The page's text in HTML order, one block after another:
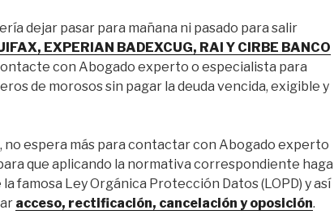
dejar pasar para mañana ni pasado para salir
EXPERIAN BADEXCUG, RAI Y CIRBE BANCO
con Abogado experto o especialista para
de morosos sin pagar la deuda vencida, exigible y
no espera más para contactar con Abogado experto
que aplicando la normativa correspondiente haga
la famosa Ley Orgánica Protección Datos (LOPD) y así
acceso, rectificación, cancelación y oposición.